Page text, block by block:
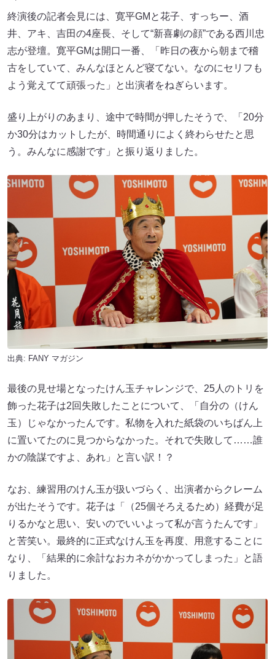
終演後の記者会見には、寛平GMと花子、すっちー、酒
井、アキ、吉田の4座長、そして“新喜劇の顔”である西川忠
志が登壇。寛平GMは開口一番、「昨日の夜から朝まで稽
古をしていて、みんなほとんど寝てない。なのにセリフも
よう覚えてて頑張った」と出演者をねぎらいます。
盛り上がりのあまり、途中で時間が押したそうで、「20分
か30分はカットしたが、時間通りによく終わらせたと思
う。みんなに感謝です」と振り返りました。
出典: FANY マガジン
最後の見せ場となったけん玉チャレンジで、25人のトリを
飾った花子は2回失敗したことについて、「自分の（けん
玉）じゃなかったんです。私物を入れた紙袋のいちばん上
に置いてたのに見つからなかった。それで失敗して……誰
かの陰謀ですよ、あれ」と言い訳！？
なお、練習用のけん玉が扱いづらく、出演者からクレーム
が出たそうです。花子は「（25個そろえるため）経費が足
りるかなと思い、安いのでいいよって私が言うたんです」
と苦笑い。最終的に正式なけん玉を再度、用意することに
なり、「結果的に余計なおカネがかかってしまった」と語
りました。